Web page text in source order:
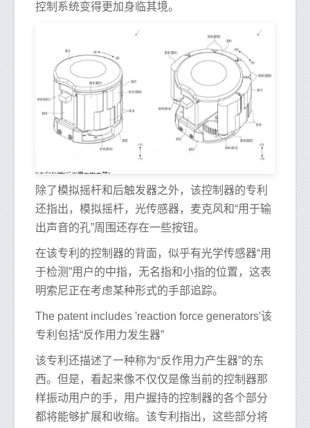
控制系统变得更加身临其境。
除了模拟摇杆和后触发器之外，该控制器的专利
还指出，模拟摇杆，光传感器，麦克风和“用于输
出声音的孔”周围还存在一些按钮。
在该专利的控制器的背面，似乎有光学传感器“用
于检测”用户的中指，无名指和小指的位置，这表
明索尼正在考虑某种形式的手部追踪。
The patent includes 'reaction force generators'该
专利包括“反作用力发生器”
该专利还描述了一种称为“反作用力产生器”的东
西。但是，看起来像不仅仅是像当前的控制器那
样振动用户的手，用户握持的控制器的各个部分
都将能够扩展和收缩。该专利指出，这些部分将